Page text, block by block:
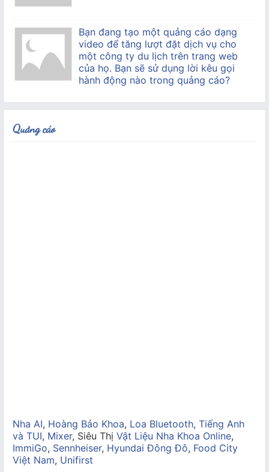
Bạn đang tạo một quảng cáo dạng
video để tăng lượt đặt dịch vụ cho
một công ty du lịch trên trang web
của họ. Bạn sẽ sử dụng lời kêu gọi
hành động nào trong quảng cáo?
Quảng cáo
Nha AI, Hoàng Bảo Khoa, Loa Bluetooth, Tiếng Anh
và TUI, Mixer, Siêu Thị Vật Liệu Nha Khoa Online,
ImmiGo, Sennheiser, Hyundai Đông Đô, Food City
Việt Nam, Unifirst